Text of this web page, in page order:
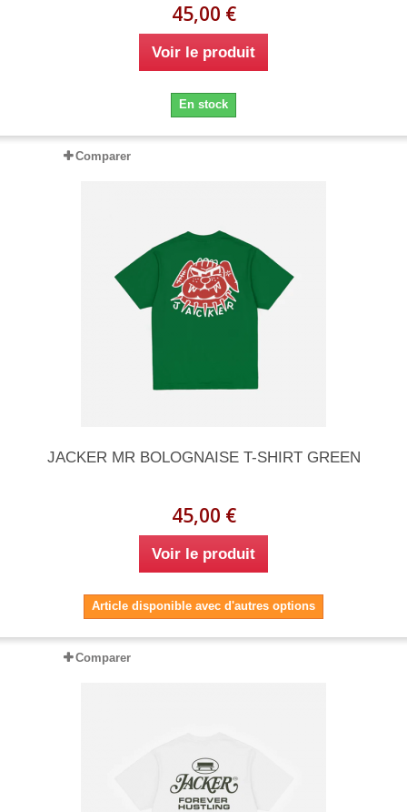
45,00 €
Voir le produit
En stock
Comparer
JACKER MR BOLOGNAISE T-SHIRT GREEN
45,00 €
Voir le produit
Article disponible avec d'autres options
Comparer